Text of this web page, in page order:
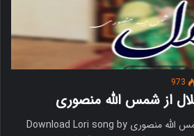
973
از شمس الله منصوری
دانلود آهنگ لری شلال از شمس الله منصوری Download Lori song by